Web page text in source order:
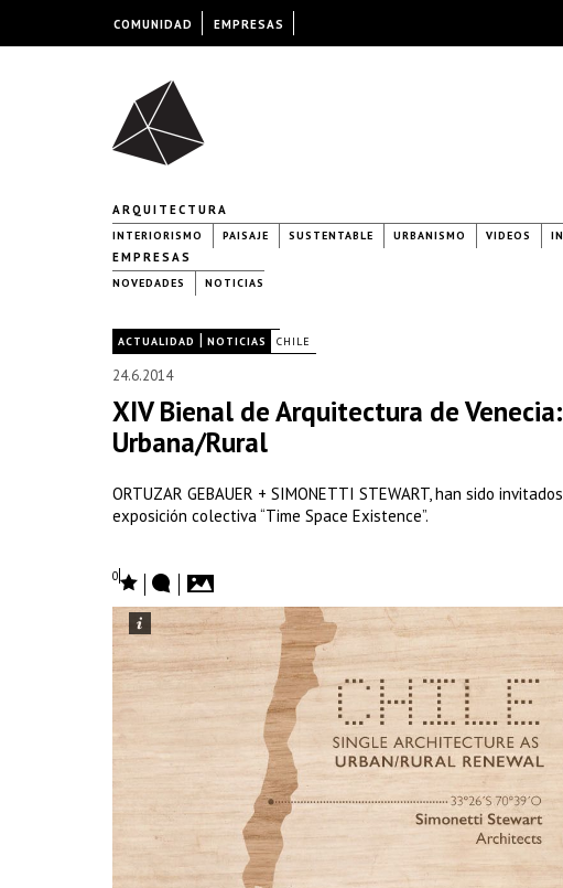
ARQUITECTURA
INTERIORISMO PAISAJE SUSTENTABLE URBANISMO VIDEOS
EMPRESAS
NOVEDADES NOTICIAS
ACTUALIDAD | NOTICIAS CHILE
24.6.2014
XIV Bienal de Arquitectura de
Urbana/Rural
ORTUZAR GEBAUER + SIMONETTI STEWART, han sido
exposición colectiva “Time Space Existence”.
0
COMUNIDAD EMPRESAS